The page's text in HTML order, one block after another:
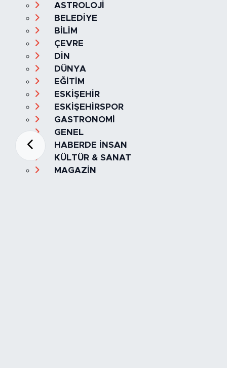
ASTROLOJİ
BELEDİYE
BİLİM
ÇEVRE
DİN
DÜNYA
EĞİTİM
ESKİŞEHİR
ESKİŞEHİRSPOR
GASTRONOMİ
GENEL
HABERDE İNSAN
KÜLTÜR & SANAT
MAGAZİN